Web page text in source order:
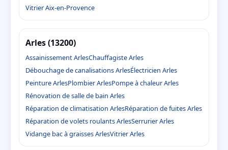
Vitrier Aix-en-Provence
Arles (13200)
Assainissement ArlesChauffagiste Arles
Débouchage de canalisations ArlesÉlectricien Arles
Peinture ArlesPlombier ArlesPompe à chaleur Arles
Rénovation de salle de bain Arles
Réparation de climatisation ArlesRéparation de fuites Arles
Réparation de volets roulants ArlesSerrurier Arles
Vidange bac à graisses ArlesVitrier Arles